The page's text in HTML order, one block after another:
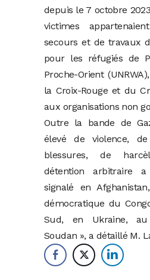
depuis le 7 octobre
victimes
secours et de travaux
pour les réfugiés de
Proche-Orient
la Croix-Rouge et du
aux organisations non
Outre la bande de
élevé de violence,
blessures, de
détention arbitraire
signalé en
démocratique du
Sud, en Ukraine,
Soudan », a détaillé M.